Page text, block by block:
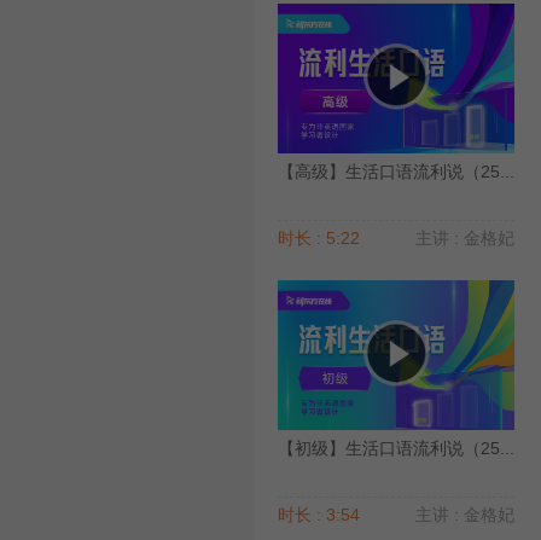
【高级】生活口语流利说（25...
时长 : 5:22 主讲 : 金格妃
【初级】生活口语流利说（25...
时长 : 3:54 主讲 : 金格妃